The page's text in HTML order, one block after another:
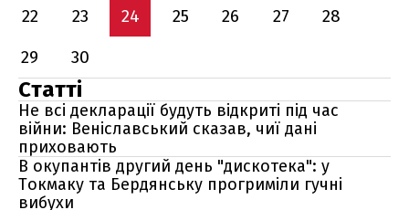
22
23 24 25 26 27
28
29
30
Статті
Не всі декларації будуть відкриті під час
війни: Веніславський сказав, чиї дані
приховають
В окупантів другий день "дискотека": у
Токмаку та Бердянську прогриміли гучні
вибухи